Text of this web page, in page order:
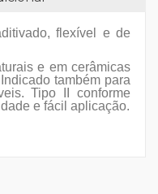
flexível e de
e em cerâmicas
também para
Tipo II conforme
e fácil aplicação.